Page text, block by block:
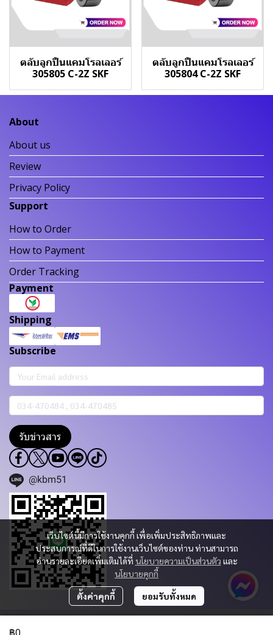
ตลับลูกปืนแคมโรลเลอร์
305805 C-2Z SKF
ตลับลูกปืนแคมโรลเลอร์
305804 C-2Z SKF
เว็บไซต์นี้มีการใช้งานคุกกี้ เพื่อเพิ่มประสิทธิภาพและ
ประสบการณ์ที่ดีในการใช้งานเว็บไซต์ของท่าน ท่านสามารถ
อ่านรายละเอียดเพิ่มเติมได้ที่ นโยบายความเป็นส่วนตัว และ
นโยบายคุกกี้
ตั้งค่าคุกกี้ ยอมรับทั้งหมด
About
About us
Review
Privacy Policy
Support
How to Order
How to Payment
Order Tracking
Payment
Shipping
Subscribe
รับข่าวสาร
@kbm51
Copyright 2023 | All Rights Reserved | Powered by KBM PART & TRADING